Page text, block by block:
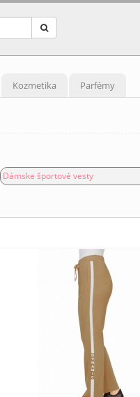
Kozmetika Parfémy
Dámske športové vesty